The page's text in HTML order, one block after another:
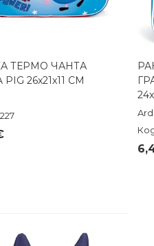
преглед
ТЕРМО ЧАНТА
PIG 26x21x11 СМ